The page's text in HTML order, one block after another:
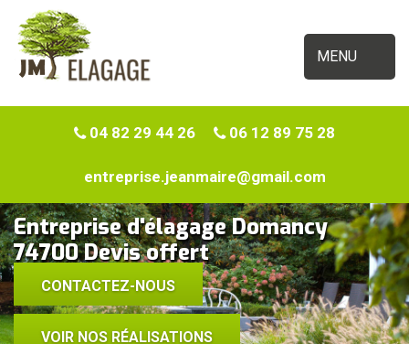
MENU
04 82 29 44 26 06 12 89 75 28
entreprise.jeanmaire@gmail.com
Entreprise d'élagage Domancy
74700 Devis offert
CONTACTEZ-NOUS
VOIR NOS RÉALISATIONS